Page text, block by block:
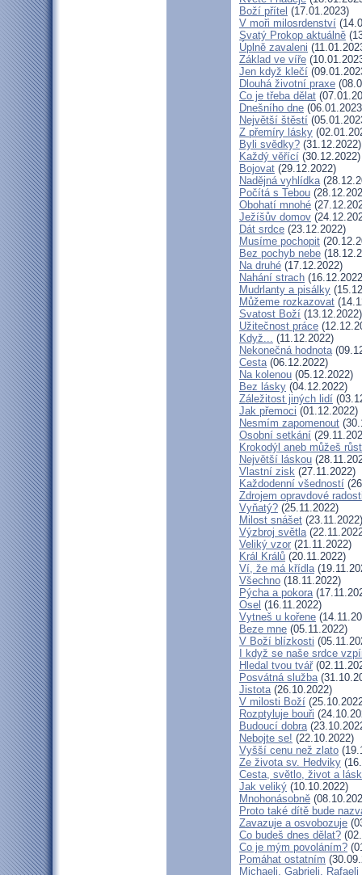
Boží přítel (17.01.2023)
V moři milosrdenství
Svatý Prokop aktuálně
Úplně zavaleni
Základ ve víře
Jen když klečí
Dlouhá životní praxe
Co je třeba dělat
Dnešního dne
Největší štěstí
Z přemíry lásky
Byli svědky? (31.12.2022)
Každý věřící (30.12.2022)
Bojovat (29.12.2022)
Nadějná vyhlídka
Počítá s Tebou
Obohatí mnohé
Ježíšův domov
Dát srdce (23.12.2022)
Musíme pochopit
Bez pochyb nebe
Na druhé (17.12.2022)
Nahání strach
Mudrlanty a pisálky
Můžeme rozkazovat
Svatost Boží (13.12.2022)
Užitečnost práce
Když... (11.12.2022)
Nekonečná hodnota
Cesta(06.12.2022)
Na kolenou (05.12.2022)
Bez lásky (04.12.2022)
Záležitost jiných lidí
Jak přemoci (01.12.2022)
Nesmím zapomenout
Osobní setkání
Krokodýl aneb můžeš
Největší láskou
Vlastní zisk (27.11.2022)
Každodenní všedností
Zdrojem opravdové
Vyňatý? (25.11.2022)
Milost snášet (23.11.2022)
Výzbroj světla
Veliký vzor (21.11.2022)
Král Králů (20.11.2022)
Ví, že má křídla
Všechno (18.11.2022)
Pýcha a pokora
Osel (16.11.2022)
Vytneš u kořene
Beze mne (05.11.2022)
V Boží blízkosti
I když se naše srdce
Hledal tvou tvář
Posvátná služba
Jistota(26.10.2022)
V milosti Boží
Rozptyluje bouři
Budoucí dobra
Nebojte se! (22.10.2022)
Vyšší cenu než zlato
Ze života sv. Hedviky
Cesta, světlo, život a
Jak veliký (10.10.2022)
Mnohonásobně
Proto také dítě bude
Zavazuje a osvobozuje
Co budeš dnes dělat?
Co je mým povoláním?
Pomáhat ostatním
Michaeli, Gabrieli, Rafaeli